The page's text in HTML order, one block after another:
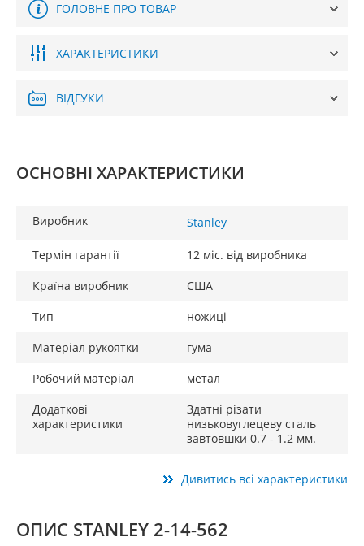
ГОЛОВНЕ ПРО ТОВАР
ХАРАКТЕРИСТИКИ
ВІДГУКИ
ОСНОВНІ ХАРАКТЕРИСТИКИ
Виробник Stanley
Термін гарантії
12 міс. від виробника
Країна виробник
США
Тип
ножиці
Матеріал рукоятки
гума
Робочий матеріал
метал
Додаткові
характеристики
Здатні різати
низьковуглецеву сталь
завтовшки 0.7 - 1.2 мм.
Дивитись всі характеристики
ОПИС STANLEY 2-14-562